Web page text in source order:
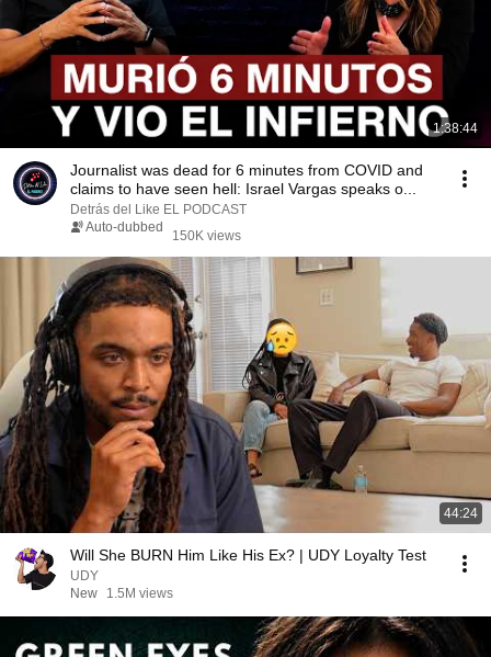
1:38:44
Journalist was dead for 6 minutes from COVID and
claims to have seen hell: Israel Vargas speaks o...
Detrás del Like EL PODCAST
Auto-dubbed
150K views
44:24
Will She BURN Him Like His Ex? | UDY Loyalty Test
UDY
New
1.5M views